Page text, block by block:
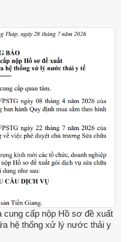
cấp nộp Hồ sơ đề xuất
hệ thống xử lý nước thải y